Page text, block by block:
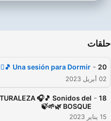
حلقات
20
-
Una sesión para Dormir 💤
02 أبريل 2023
18
-
🎧🎵 Sonidos del
BOSQUE 🌿🌱🍃
15 يناير 2023